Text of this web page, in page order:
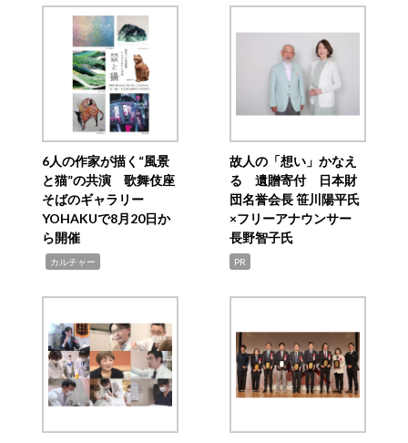
6人の作家が描く“風景
と猫”の共演 歌舞伎座
そばのギャラリー
YOHAKUで8月20日か
ら開催
カルチャー
故人の「想い」かなえ
る 遺贈寄付 日本財
団名誉会長 笹川陽平氏
×フリーアナウンサー
長野智子氏
PR